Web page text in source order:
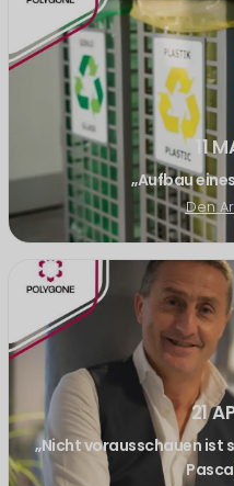
11
„Aufbau
Den
21
„Nicht vorausschauen ist